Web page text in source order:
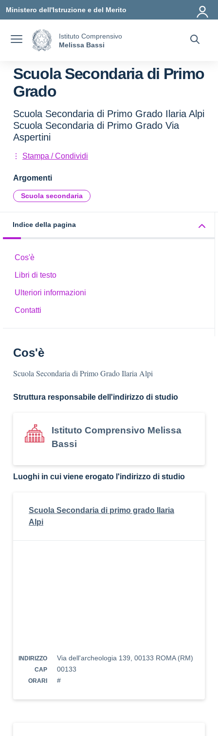
Ministero dell'Istruzione e del Merito
Istituto Comprensivo
Melissa Bassi
Scuola Secondaria di Primo
Grado
Scuola Secondaria di Primo Grado Ilaria Alpi
Scuola Secondaria di Primo Grado Via
Aspertini
Stampa / Condividi
Argomenti
Scuola secondaria
Indice della pagina
Cos'è
Libri di testo
Ulteriori informazioni
Contatti
Cos'è
Scuola Secondaria di Primo Grado Ilaria Alpi
Struttura responsabile dell'indirizzo di studio
Istituto Comprensivo Melissa
Bassi
Luoghi in cui viene erogato l'indirizzo di studio
Scuola Secondaria di primo grado Ilaria
Alpi
INDIRIZZO Via dell'archeologia 139, 00133 ROMA (RM)
CAP 00133
ORARI #